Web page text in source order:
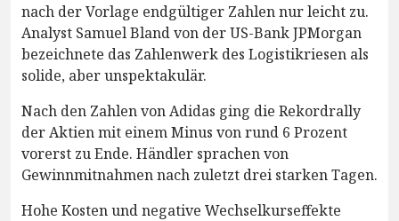
nach der Vorlage endgültiger Zahlen nur leicht zu.
Analyst Samuel Bland von der US-Bank JPMorgan
bezeichnete das Zahlenwerk des Logistikriesen als
solide, aber unspektakulär.
Nach den Zahlen von Adidas ging die Rekordrally
der Aktien mit einem Minus von rund 6 Prozent
vorerst zu Ende. Händler sprachen von
Gewinnmitnahmen nach zuletzt drei starken Tagen.
Hohe Kosten und negative Wechselkurseffekte